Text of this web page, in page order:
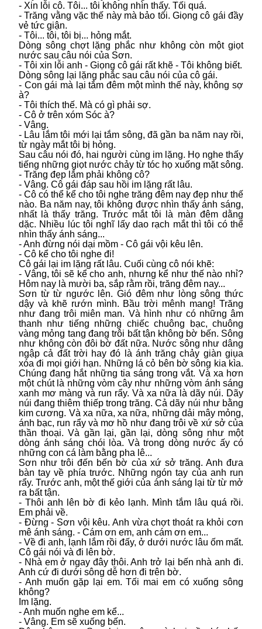
- Xin lỗi cô. Tôi... tôi không nhìn thấy. Tối quá.
- Trăng vằng vặc thế này mà bảo tối. Giọng cô gái đầy
vẻ tức giận.
- Tôi... tôi, tôi bị... hỏng mắt.
Dòng sông chợt lặng phắc như không còn một giọt
nước sau câu nói của Sơn.
- Tôi xin lỗi anh - Giọng cô gái rất khẽ - Tôi không biết.
Dòng sông lại lặng phắc sau câu nói của cô gái.
- Con gái mà lại tắm đêm một mình thế này, không sợ
à?
- Tôi thích thế. Mà có gì phải sợ.
- Cô ở trên xóm Sóc à?
- Vâng.
- Lâu lắm tôi mới lại tắm sông, đã gần ba năm nay rồi,
từ ngày mắt tôi bị hỏng.
Sau câu nói đó, hai người cùng im lặng. Họ nghe thấy
tiếng những giọt nước chảy từ tóc họ xuống mặt sông.
- Trăng đẹp lắm phải không cô?
- Vâng. Cô gái đáp sau hồi im lặng rất lâu.
- Cô có thể kể cho tôi nghe trăng đêm nay đẹp như thế
nào. Ba năm nay, tôi không được nhìn thấy ánh sáng,
nhất là thấy trăng. Trước mắt tôi là màn đêm dằng
dặc. Nhiều lúc tôi nghĩ lấy dao rạch mắt thì tôi có thể
nhìn thấy ánh sáng...
- Anh đừng nói dại mồm - Cô gái vội kêu lên.
- Cô kể cho tôi nghe đi!
Cô gái lại im lặng rất lâu. Cuối cùng cô nói khẽ:
- Vâng, tôi sẽ kể cho anh, nhưng kể như thế nào nhỉ?
Hôm nay là mười ba, sắp rằm rồi, trăng đêm nay...
Sơn từ từ ngước lên. Gió đêm như lòng sông thức
dậy và khẽ rướn mình. Bầu trời mênh mang! Trăng
như đang trôi miên man. Và hình như có những âm
thanh như tiếng những chiếc chuông bạc, chuông
vàng mỏng tang đang trôi bất tận không bờ bến. Sông
như không còn đôi bờ đất nữa. Nước sông như dâng
ngập cả đất trời hay đó là ánh trăng chảy giàn giụa
xóa đi mọi giới hạn. Những lá cỏ bên bờ sông kia kìa.
Chúng đang hắt những tia sáng trong vắt. Và xa hơn
một chút là những vòm cây như những vòm ánh sáng
xanh mơ màng và run rẩy. Và xa nữa là dãy núi. Dãy
núi đang thiêm thiếp trong trăng. Cả dãy núi như bằng
kim cương. Và xa nữa, xa nữa, những dải mây mỏng,
ánh bạc, run rẩy và mơ hồ như đang trôi về xứ sở của
thần thoại. Và gần lại, gần lại, dòng sông như một
dòng ánh sáng chói lòa. Và trong dòng nước ấy có
những con cá làm bằng pha lê...
Sơn như trôi đến bến bờ của xứ sở trăng. Anh đưa
bàn tay về phía trước. Những ngón tay của anh run
rẩy. Trước anh, một thế giới của ánh sáng lại từ từ mở
ra bất tận.
- Thôi anh lên bờ đi kẻo lạnh. Mình tắm lâu quá rồi.
Em phải về.
- Đừng - Sơn vội kêu. Anh vừa chợt thoát ra khỏi cơn
mê ánh sáng. - Cám ơn em, anh cám ơn em...
- Về đi anh, lạnh lắm rồi đấy, ở dưới nước lâu ốm mất.
Cô gái nói và đi lên bờ.
- Nhà em ở ngay đây thôi. Anh trở lại bến nhà anh đi.
Anh cứ đi dưới sông dễ hơn đi trên bờ.
- Anh muốn gặp lại em. Tối mai em có xuống sông
không?
Im lặng.
- Anh muốn nghe em kể...
- Vâng. Em sẽ xuống bến.